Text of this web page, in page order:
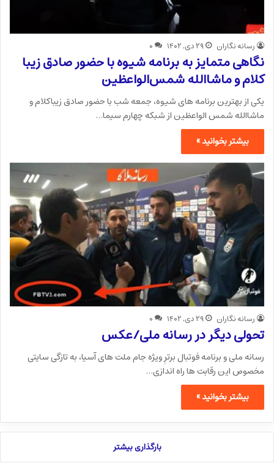
رسانه نگاران ۲۹ دی, ۱۴۰۲ ۰
نگاهی متمایز به برنامه شیوه با حضور صادق زیبا
کلام و ماشاالله شمس‌الواعظین
یکی از بهترین برنامه های شیوه، جمعه شب با حضور صادق زیباکلام و
ماشاالله شمس الواعظین از شبکه چهارم سیما…
بیشتر بخوانید »
رسانه نگاران ۲۹ دی, ۱۴۰۲ ۰
تحولی دیگر در رسانه ملی/عکس
رسانه ملی و برنامه فوتبال برترِ ویژه جام ملت های آسیا، به تازگی سایتی
مخصوص این رقابت ها راه اندازی…
بیشتر بخوانید »
بارگذاری بیشتر